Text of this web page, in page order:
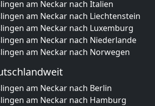
am Neckar nach Italien
am Neckar nach Liechtenstein
am Neckar nach Luxemburg
am Neckar nach Niederlande
am Neckar nach Norwegen
am Neckar nach Berlin
am Neckar nach Hamburg